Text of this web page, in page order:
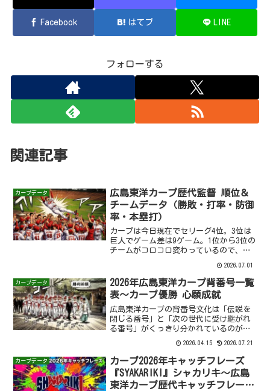
Facebook はてブ LINE
フォローする
関連記事
カープデータ
広島東洋カープ歴代監督 順位＆
チームデータ（勝敗・打率・防御
率・本塁打）
カープは今日現在でセリーグ4位。3位は
巨人でゲーム差は9ゲーム。1位から3位の
チームがコロコロ変わっているので、ど
からんけど3位のチームが、カープの去年
やおととしの7月、9月のように、月間で5
勝20敗と...
2026.07.01
カープデータ
2026年広島東洋カープ背番号一覧
表～カープ優勝 心願成就
広島東洋カープの背番号文化は「伝説を
閉じる番号」と「次の世代に受け継がれ
る番号」がくっきり分かれているのがお
雄、8＝山本浩二、15＝黒田博樹の3つだ
け。3と8は赤ヘル黄金期の象徴で、15は
黒田がMLBか...
2026.04.15 2026.07.21
カープデータ
カープ2026年キャッチフレーズ
『SYAKARIKI』シャカリキ～広島
東洋カープ歴代キャッチフレーズ